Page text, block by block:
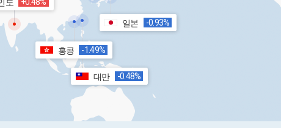
도
대만 -0.48%
홍콩 -1.49%
일본 -0.93%